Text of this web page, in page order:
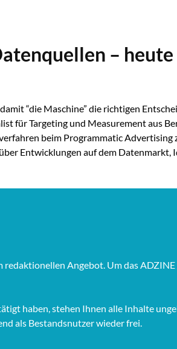
–
“die Maschine” die richtigen
für Targeting und Measurement aus
beim Programmatic
Entwicklungen auf dem
Angebot. Um das
haben, stehen Ihnen alle Inhalte
als Bestandsnutzer wieder frei.